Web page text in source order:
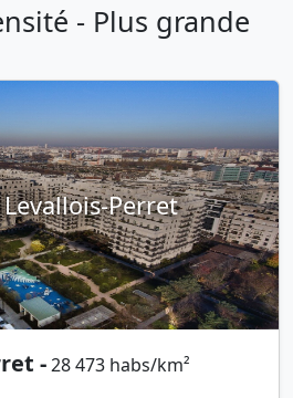
- Plus grande
Perret
-28 473 habs/km²